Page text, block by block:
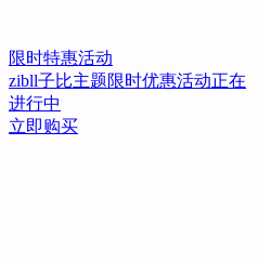
限时特惠活动
zibll子比主题限时优惠活动正在
进行中
立即购买